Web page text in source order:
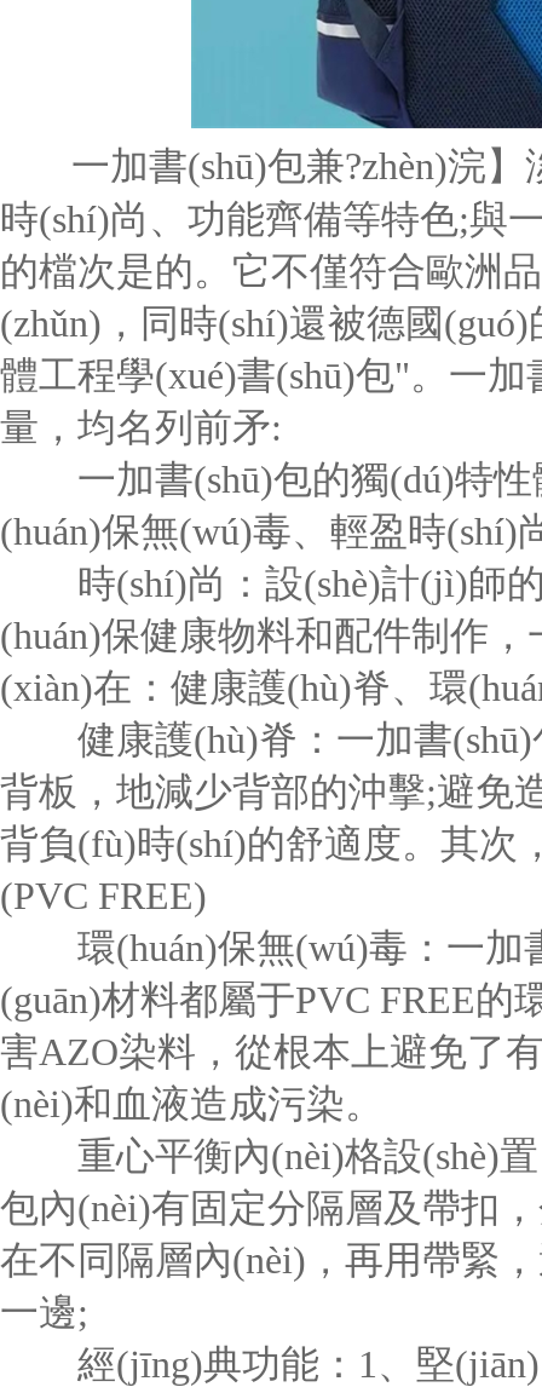
一加書(shū)包兼?zhèn)浣】
時(shí)尚、功能齊備等特色;與
的檔次是的。它不僅符合歐洲
(zhǔn)，同時(shí)還被德國
體工程學(xué)書(shū)包"。一
量，均名列前矛:
一加書(shū)包的獨(dú)特性
(huán)保無(wú)毒、輕盈時(shí)
時(shí)尚：設(shè)計(jì)師的
(huán)保健康物料和配件制作
(xiàn)在：健康護(hù)脊、環
健康護(hù)脊：一加書(shū)
背板，地減少背部的沖擊;避免
背負(fù)時(shí)的舒適度。其次
(PVC FREE)
環(huán)保無(wú)毒：一加
(guān)材料都屬于PVC FREE
害AZO染料，從根本上避免了
(nèi)和血液造成污染。
重心平衡內(nèi)格設(shè)置
包內(nèi)有固定分隔層及帶扣
在不同隔層內(nèi)，再用帶緊
一邊;
經(jīng)典功能：1、堅(jiān)